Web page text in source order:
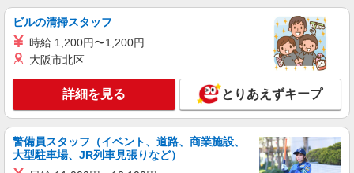
キープ
派遣社員
株式会社kotrio /●SW-H1-2023938
≪東十条駅≫未経験・無資格から看護助手へ挑
戦！シフト相談OK♪
時給1650円〜2312円 ＜日払い有/週払い有/交
通費全支給(ガソリン代含む)＞
東京都北区
ビルの清掃スタッフ
時給 1,200円〜1,200円
大阪市北区
詳細を見る とりあえずキープ
警備員スタッフ（イベント、道路、商業施設、
大型駐車場、JR列車見張りなど）